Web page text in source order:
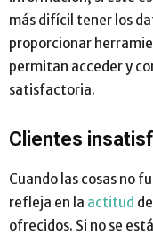
más difícil tener los
proporcionar
permitan acceder y
satisfactoria.
Clientes
Cuando las cosas no
refleja en la actitud
ofrecidos. Si no se